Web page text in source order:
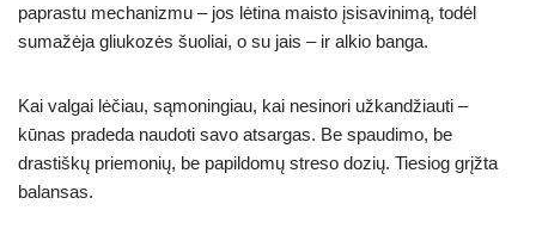
paprastu mechanizmu – jos lėtina maisto įsisavinimą, todėl
sumažėja gliukozės šuoliai, o su jais – ir alkio banga.
Kai valgai lėčiau, sąmoningiau, kai nesinori užkandžiauti –
kūnas pradeda naudoti savo atsargas. Be spaudimo, be
drastiškų priemonių, be papildomų streso dozių. Tiesiog grįžta
balansas.